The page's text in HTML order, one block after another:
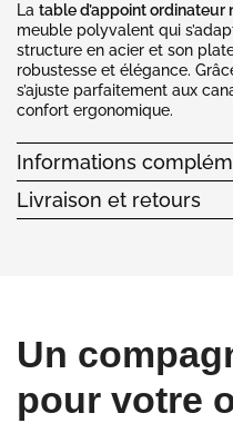
La table d’appoint
meuble polyvalent qui
structure en acier et son
robustesse et élégance.
s’ajuste parfaitement aux
confort ergonomique.
Informations
Livraison et retours
Un
pour votre